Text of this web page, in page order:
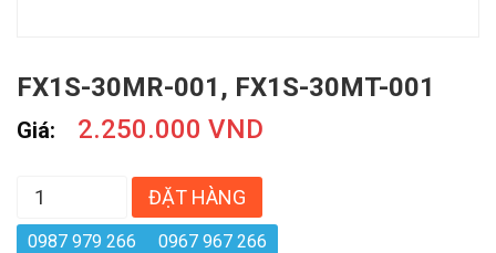
FX1S-30MR-001, FX1S-30MT-001
Giá: 2.250.000 VND
ĐẶT HÀNG
0987 979 266 0967 967 266